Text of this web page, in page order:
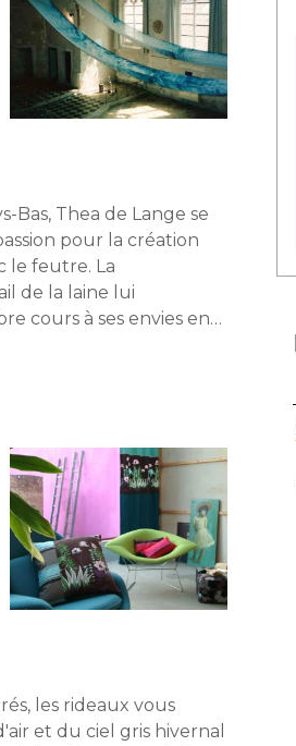
Bas, Thea de Lange se
pour la création
le feutre. La
de la laine lui
cours à ses envies en
les rideaux vous
et du ciel gris hivernal